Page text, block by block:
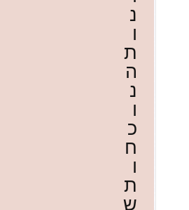
נ
ו
ת
ה
נ
ו
כ
ח
ו
ת
ש